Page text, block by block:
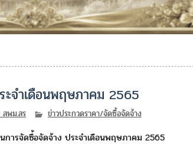
ะจำเดือนพฤษภาคม 2565
สพม.สร ข่าวประกวดราคา/จัดซื้อจัดจ้าง
การจัดซื้อจัดจ้าง ประจำเดือนพฤษภาคม 2565